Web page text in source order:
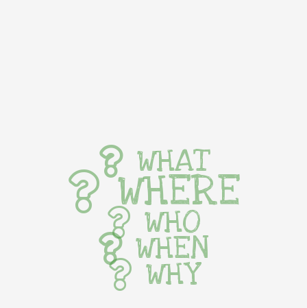
WHAT
WHERE
WHO
WHEN
WHY